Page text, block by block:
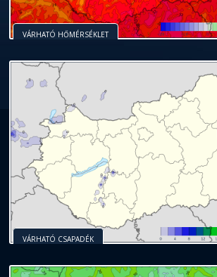
VÁRHATÓ HŐMÉRSÉKLET
VÁRHATÓ CSAPADÉK